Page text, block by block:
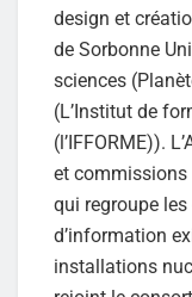
design et
de Sorbonne
sciences
(L’Institut de
(l’IFFORME)).
et commissions
qui regroupe
d’information
installations